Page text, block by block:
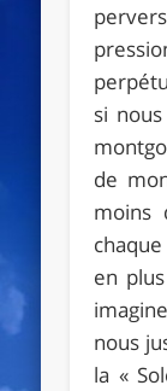
si
de
moins
en
nous
la «